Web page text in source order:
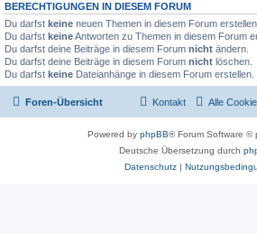
BERECHTIGUNGEN IN DIESEM FORUM
Du darfst keine neuen Themen in diesem Forum erstellen.
Du darfst keineAntworten zu Themen in diesem Forum
Du darfst deine Beiträge in diesem Forum nicht ändern.
Du darfst deine Beiträge in diesem Forum nicht löschen.
Du darfst keine Dateianhänge in diesem Forum erstellen.
Foren-Übersicht Alle
Kontakt
Powered by phpBB® Forum Software ©
Deutsche Übersetzung durch
Datenschutz|